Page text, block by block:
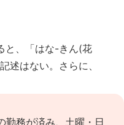
と、「はな-きん(花
述はない。さらに、
勤務が済み、土曜・日